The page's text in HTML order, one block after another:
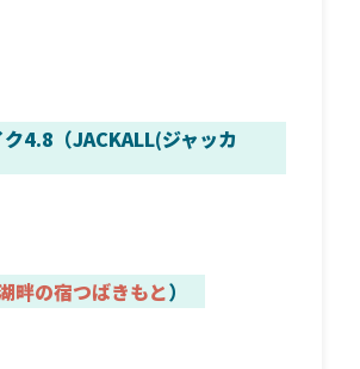
4.8（JACKALL(ジャッカ
畔の宿つばきもと）
2025年2月2日